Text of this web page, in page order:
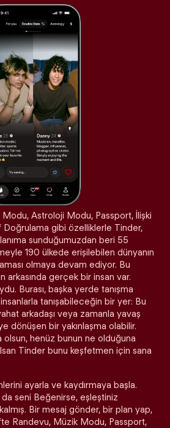
Astroloji Modu, Passport, İlişki
gibi özelliklerle Tinder,
sunduğumuzdan beri 55
190 ülkede erişilebilen dünyanın
olmaya devam ediyor. Bu
arkasında gerçek bir insan var.
Burası, başka yerde tanışma
tanışabileceğin bir yer: Bu
arkadaşı veya zamanla yavaş
dönüşen bir yakınlaşma olabilir.
olsun, henüz bunun ne olduğuna
Tinder bunu keşfetmen için sana
ayarla ve kaydırmaya başla.
seni Beğenirse, eşleştiniz
Bir mesaj gönder, bir plan yap,
Randevu, Müzik Modu, Passport,